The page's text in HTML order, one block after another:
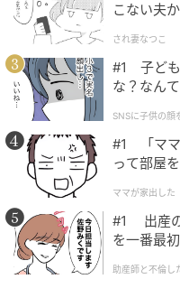
SWEETWEB.JP
韓国発メイクアップブ
こない夫
され妻なつこ
#1 子ども
な？なん
SNSに子供の顔
#1 「ママ
って部屋
ママが家出した
#1 出産の
を一番最
助産師と不倫し